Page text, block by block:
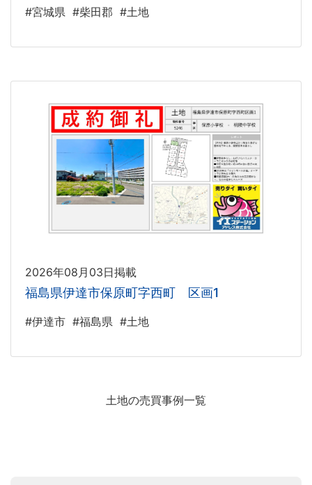
#宮城県 #柴田郡 #土地
2026年08月03日掲載
福島県伊達市保原町字西町 区画1
#伊達市 #福島県 #土地
土地の売買事例一覧